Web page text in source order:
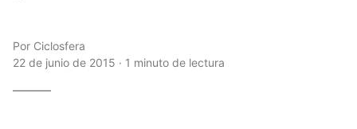
Por Ciclosfera
22 de junio de 2015 · 1 minuto de lectura